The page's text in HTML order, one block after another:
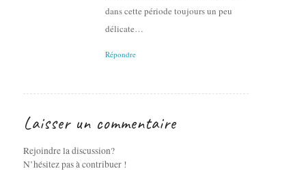
dans cette période toujours un peu
délicate…
Répondre
Laisser un commentaire
Rejoindre la discussion?
N’hésitez pas à contribuer !